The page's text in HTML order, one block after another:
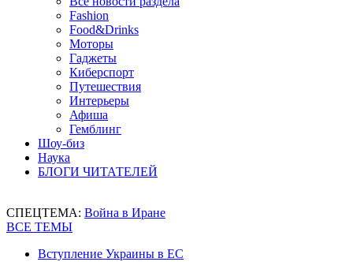
Fashion
Food&Drinks
Моторы
Гаджеты
Киберспорт
Путешествия
Интерьеры
Афиша
Гемблинг
Шоу-биз
Наука
БЛОГИ ЧИТАТЕЛЕЙ
СПЕЦТЕМА: Война в Иране
ВСЕ ТЕМЫ
Вступление Украины в ЕС